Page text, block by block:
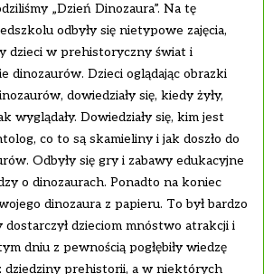
„Dzień Dinozaura”. Na tę
odbyły się nietypowe zajęcia,
dzieci w prehistoryczny świat i
dinozaurów. Dzieci oglądając obrazki
dowiedziały się, kiedy żyły,
wyglądały. Dowiedziały się, kim jest
co to są skamieliny i jak doszło do
Odbyły się gry i zabawy edukacyjne
o dinozaurach. Ponadto na koniec
dinozaura z papieru. To był bardzo
dzieciom mnóstwo atrakcji i
dniu z pewnością pogłębiły wiedzę
dziedziny prehistorii, a w niektórych